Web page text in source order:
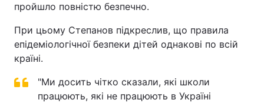
пройшло повністю безпечно.
При цьому Степанов підкреслив, що правила
епідеміологічної безпеки дітей однакові по всій
країні.
"Ми досить чітко сказали, які школи
працюють, які не працюють в Україні